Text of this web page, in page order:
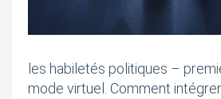
les habiletés politiques –
mode virtuel. Comment